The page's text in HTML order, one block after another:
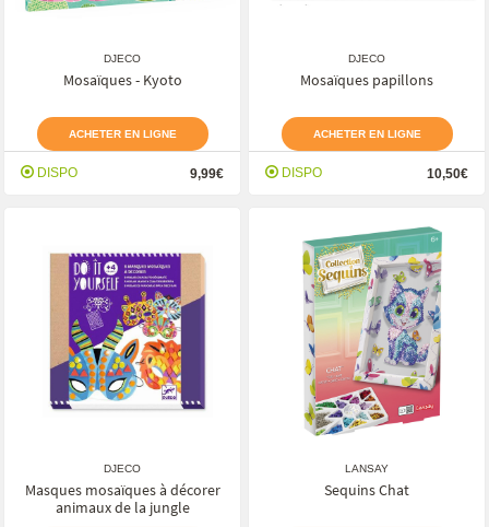
DJECO
Mosaïques - Kyoto
ACHETER EN LIGNE
DISPO 9,99€
DJECO
Mosaïques papillons
ACHETER EN LIGNE
DISPO 10,50€
DJECO
Masques mosaïques à décorer
animaux de la jungle
LANSAY
Sequins Chat